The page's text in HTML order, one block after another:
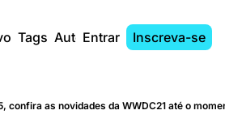
Tags AutoresEntrar Inscreva-se
confira as novidades da WWDC21 até o